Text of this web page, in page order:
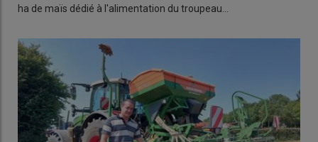
ha de maïs dédié à l'alimentation du troupeau…